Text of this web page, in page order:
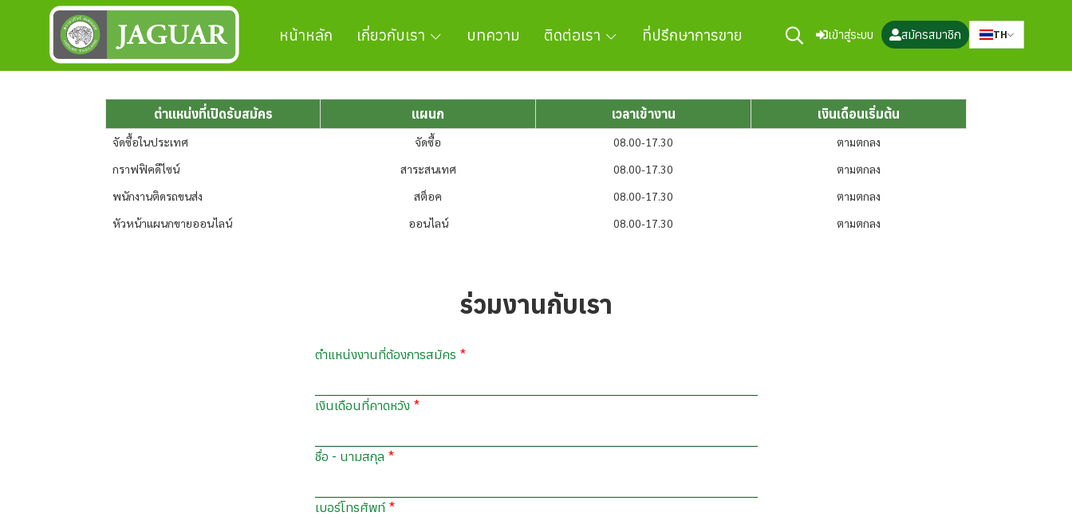
หน้าหลัก เกี่ยวกับเรา บทความ ติดต่อเรา ที่ปรึกษาการขาย เข้าสู่ระบบ สมัครสมาชิก TH
ตำแหน่งที่เปิดรับสมัคร แผนก เวลาเข้างาน เงินเดือนเริ่มต้น
จัดซื้อในประเทศ จัดซื้อ 08.00-17.30
ตามตกลง
กราฟฟิคดีไซน์
สาระสนเทศ 08.00-17.30
ตามตกลง
พนักงานติดรถขนส่ง
สต็อค 08.00-17.30
ตามตกลง
หัวหน้าแผนกขายออนไลน์
ออนไลน์ 08.00-17.30 ตามตกลง
ร่วมงานกับเรา
ตำแหน่งงานที่ต้องการสมัคร
เงินเดือนที่คาดหวัง
ชื่อ - นามสกุล
เบอร์โทรศัพท์